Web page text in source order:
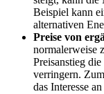
Beispiel kann
alternativen
Preise von
normalerweise
Preisanstieg
verringern.
das Interesse